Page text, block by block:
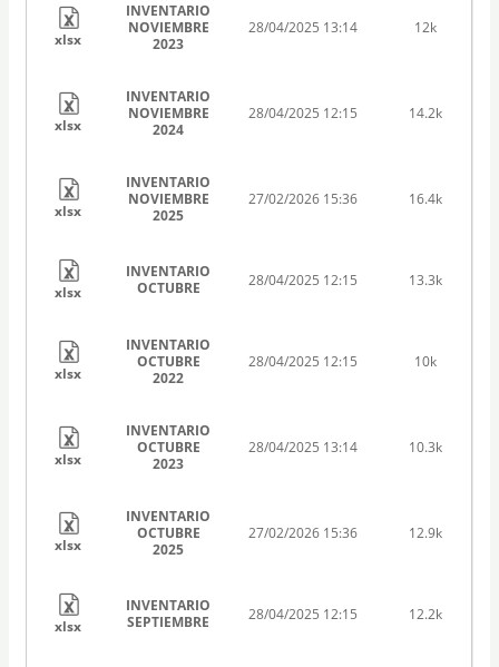
xlsx
INVENTARIO
NOVIEMBRE
2023
28/04/2025 13:14 12k
xlsx
INVENTARIO
NOVIEMBRE
2024
28/04/2025 12:15 14.2k
xlsx
INVENTARIO
NOVIEMBRE
2025
27/02/2026 15:36 16.4k
xlsx
INVENTARIO
OCTUBRE
28/04/2025 12:15 13.3k
xlsx
INVENTARIO
OCTUBRE
2022
28/04/2025 12:15 10k
xlsx
INVENTARIO
OCTUBRE
2023
28/04/2025 13:14 10.3k
xlsx
INVENTARIO
OCTUBRE
2025
27/02/2026 15:36 12.9k
xlsx
INVENTARIO
SEPTIEMBRE
28/04/2025 12:15 12.2k